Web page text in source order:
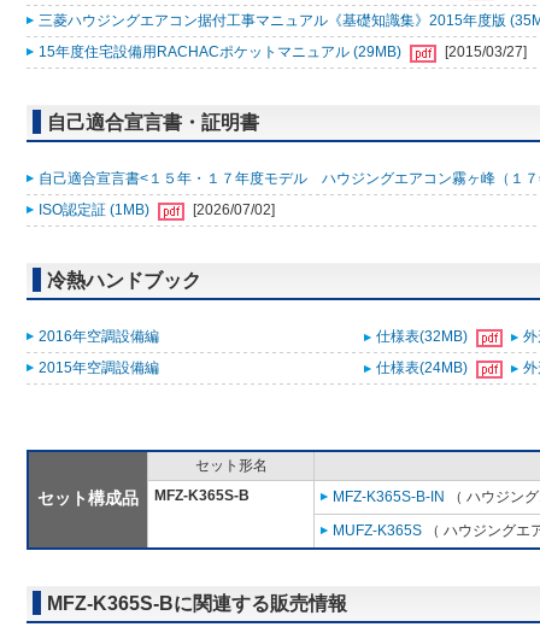
三菱ハウジングエアコン据付工事マニュアル《基礎知識集》2015年度版
15年度住宅設備用RACHACポケットマニュアル (29MB)
[2015/03/27]
自己適合宣言書・証明書
自己適合宣言書<１５年・１７年度モデル ハウジングエアコン霧ヶ峰（１
ISO認定証 (1MB)
[2026/07/02]
冷熱ハンドブック
2016年空調設備編 仕様表(32MB)
2015年空調設備編
仕様表(24MB)
セット構成品
セット形名
MFZ-K365S-B
MFZ-K365S-B-IN
（ ハウジン
MUFZ-K365S （ ハウジングエ
MFZ-K365S-Bに関連する販売情報